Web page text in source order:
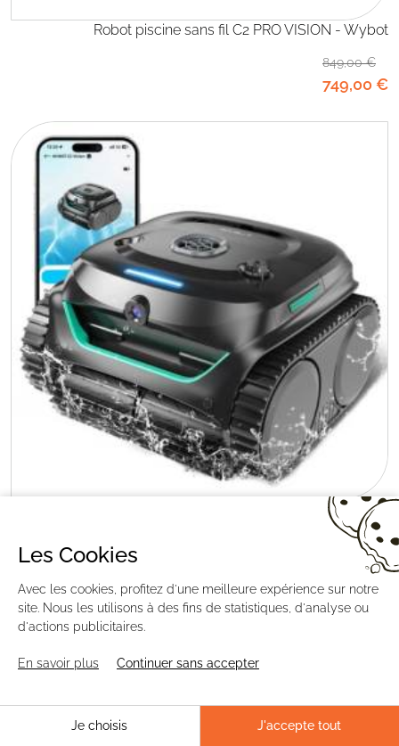
Robot piscine sans fil C2 PRO VISION - Wybot
849,00€
749,00 €
Robot de piscine sans fil Wybot C2 Vision
,00€
Les Cookies
Avec les cookies, profitez d'une meilleure expérience sur notre
site. Nous les utilisons à des fins de statistiques, d'analyse ou
d'actions publicitaires.
En savoir plus Continuer sans accepter
Je choisis J'accepte tout